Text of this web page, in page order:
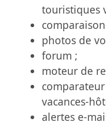
touristiques
photos de
forum ;
moteur de
vacances-
alertes e-